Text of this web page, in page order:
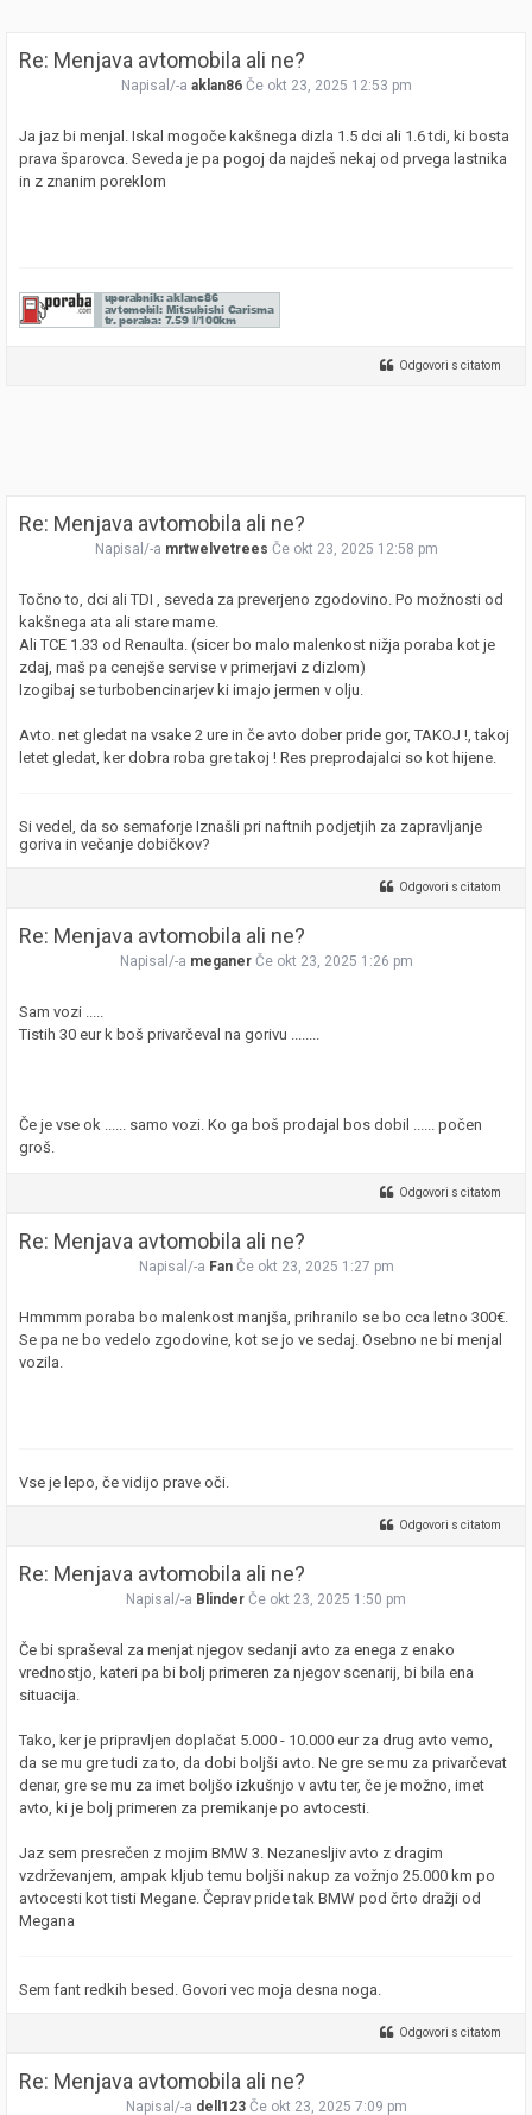
Re: Menjava avtomobila ali ne?
Napisal/-a aklan86 Če okt 23, 2025 12:53 pm
Ja jaz bi menjal. Iskal mogoče kakšnega dizla 1.5 dci ali 1.6 tdi, ki bosta
prava šparovca. Seveda je pa pogoj da najdeš nekaj od prvega lastnika
in z znanim poreklom
Odgovori s citatom
Re: Menjava avtomobila ali ne?
Napisal/-a mrtwelvetrees Če okt 23, 2025 12:58 pm
Točno to, dci ali TDI , seveda za preverjeno zgodovino. Po možnosti od
kakšnega ata ali stare mame.
Ali TCE 1.33 od Renaulta. (sicer bo malo malenkost nižja poraba kot je
zdaj, maš pa cenejše servise v primerjavi z dizlom)
Izogibaj se turbobencinarjev ki imajo jermen v olju.
Avto. net gledat na vsake 2 ure in če avto dober pride gor, TAKOJ !, takoj
letet gledat, ker dobra roba gre takoj ! Res preprodajalci so kot hijene.
Si vedel, da so semaforje Iznašli pri naftnih podjetjih za zapravljanje
goriva in večanje dobičkov?
Odgovori s citatom
Re: Menjava avtomobila ali ne?
Napisal/-a meganer Če okt 23, 2025 1:26 pm
Sam vozi .....
Tistih 30 eur k boš privarčeval na gorivu ........
Če je vse ok ...... samo vozi. Ko ga boš prodajal bos dobil ...... počen
groš.
Odgovori s citatom
Re: Menjava avtomobila ali ne?
Napisal/-a Fan Če okt 23, 2025 1:27 pm
Hmmmm poraba bo malenkost manjša, prihranilo se bo cca letno 300€.
Se pa ne bo vedelo zgodovine, kot se jo ve sedaj. Osebno ne bi menjal
vozila.
Vse je lepo, če vidijo prave oči.
Odgovori s citatom
Re: Menjava avtomobila ali ne?
Napisal/-a Blinder Če okt 23, 2025 1:50 pm
Če bi spraševal za menjat njegov sedanji avto za enega z enako
vrednostjo, kateri pa bi bolj primeren za njegov scenarij, bi bila ena
situacija.
Tako, ker je pripravljen doplačat 5.000 - 10.000 eur za drug avto vemo,
da se mu gre tudi za to, da dobi boljši avto. Ne gre se mu za privarčevat
denar, gre se mu za imet boljšo izkušnjo v avtu ter, če je možno, imet
avto, ki je bolj primeren za premikanje po avtocesti.
Jaz sem presrečen z mojim BMW 3. Nezanesljiv avto z dragim
vzdrževanjem, ampak kljub temu boljši nakup za vožnjo 25.000 km po
avtocesti kot tisti Megane. Čeprav pride tak BMW pod črto dražji od
Megana
Sem fant redkih besed. Govori vec moja desna noga.
Odgovori s citatom
Re: Menjava avtomobila ali ne?
Napisal/-a dell123 Če okt 23, 2025 7:09 pm